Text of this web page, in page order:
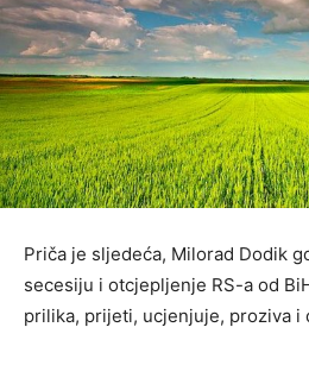
Priča je sljedeća, Milorad Dodik
secesiju i otcjepljenje RS-a od
prilika, prijeti, ucjenjuje, proziva i